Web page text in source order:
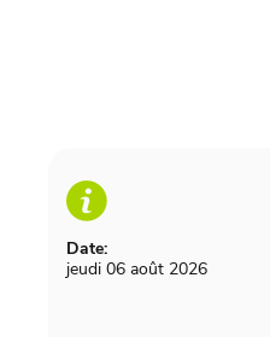
Date:
jeudi 06 août 2026